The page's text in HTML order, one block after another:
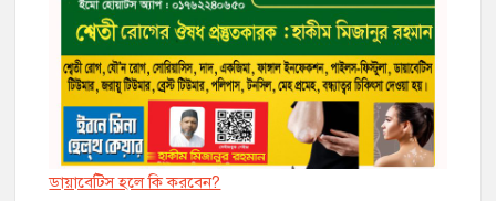
ডায়াবেট্সি হলে কি করবেন?